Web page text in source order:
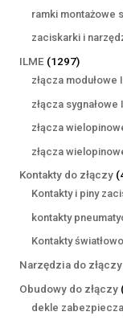
ramki montażowe
zaciskarki i
ILME 12971297
złącza modułowe
złącza sygnałowe
złącza
złącza
Kontakty do złączy
Kontakty i piny
kontakty
Kontakty
Narzędzia do złączy
Obudowy do złączy
dekle